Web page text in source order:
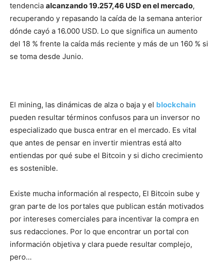
tendencia alcanzando 19.257,46 USD en el mercado,
recuperando y repasando la caída de la semana anterior
dónde cayó a 16.000 USD. Lo que significa un aumento
del 18 % frente la caída más reciente y más de un 160 % si
se toma desde Junio.
El mining, las dinámicas de alza o baja y el blockchain
pueden resultar términos confusos para un inversor no
especializado que busca entrar en el mercado. Es vital
que antes de pensar en invertir mientras está alto
entiendas por qué sube el Bitcoin y si dicho crecimiento
es sostenible.
Existe mucha información al respecto, El Bitcoin sube y
gran parte de los portales que publican están motivados
por intereses comerciales para incentivar la compra en
sus redacciones. Por lo que encontrar un portal con
información objetiva y clara puede resultar complejo,
pero…